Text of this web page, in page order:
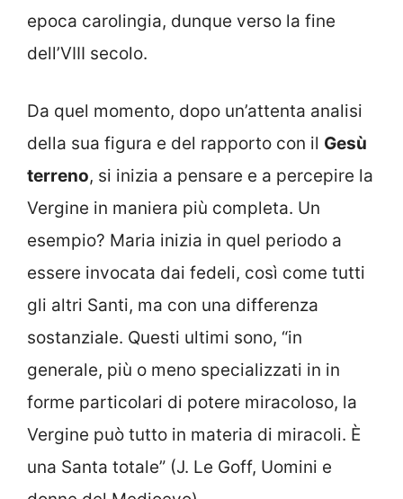
epoca carolingia, dunque verso la fine
dell’VIII secolo.
Da quel momento, dopo un’attenta analisi
della sua figura e del rapporto con il Gesù
terreno, si inizia a pensare e a percepire la
Vergine in maniera più completa. Un
esempio? Maria inizia in quel periodo a
essere invocata dai fedeli, così come tutti
gli altri Santi, ma con una differenza
sostanziale. Questi ultimi sono, “in
generale, più o meno specializzati in in
forme particolari di potere miracoloso, la
Vergine può tutto in materia di miracoli. È
una Santa totale” (J. Le Goff, Uomini e